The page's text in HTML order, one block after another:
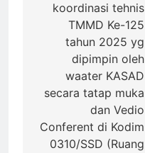
koordinasi tehnis
TMMD Ke-125
tahun 2025 yg
dipimpin oleh
waater KASAD
secara tatap muka
dan Vedio
Conferent di Kodim
0310/SSD (Ruang